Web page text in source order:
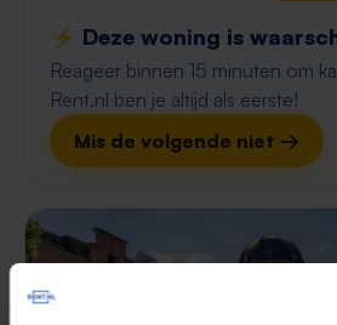
⚡️ Deze woning is
Reageer binnen 15 minuten om
Rent.nl ben je altijd als eerste!
Mis de volgende niet →